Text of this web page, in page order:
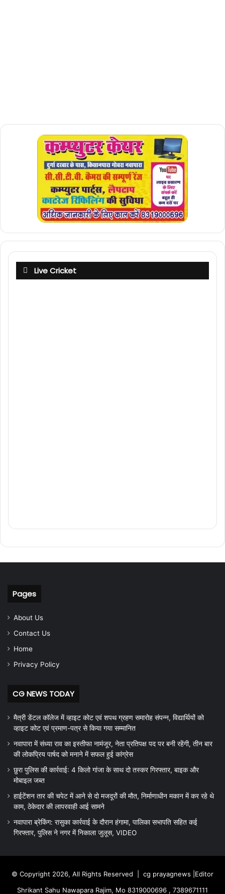
Live Cricket
Pages
About Us
Contact Us
Home
Privacy Policy
CG NEWS TODAY
मैत्री डेंटल कॉलेज में व्हाइट कोट एवं शपथ ग्रहण समारोह संपन्न, विद्यार्थियों को
व्हाइट कोट एवं प्रमाण-पत्र से किया गया सम्मानित
नवापारा में संध्या राव का इस्तीफा नामंजूर, नेता प्रतिपक्ष पद पर बनी रहेंगी, तीन बार
की लोकप्रिय पार्षद को मनाने में सफल हुई कांग्रेस
छुरा पुलिस की कार्रवाई: 4 किलो गांजा के साथ दो तस्कर गिरफ्तार, बाइक और
मोबाइल जब्त
हाईटेंशन तार की चपेट में आने से दो मजदूरों की मौत, निर्माणाधीन मकान में कर रहे थे
काम, ठेकेदार की लापरवाही आई सामने
नवापारा ब्रेकिंग: रासुका कार्रवाई के दौरान हंगामा, पालिका सभापति सहित कई
गिरफ्तार, पुलिस ने नगर में निकाला जुलूस, VIDEO
© Copyright 2026, All Rights Reserved | cg prayagnews |Editor
Shrikant Sahu Nawapara Rajim, Mo 8319000696 , 7389671111